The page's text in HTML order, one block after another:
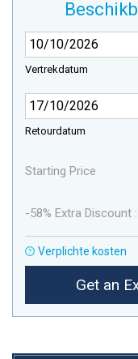
Vertrekdatum
Retourdatum
Starting Price
-58% Extra Discount :
Verplichte kosten
Get an